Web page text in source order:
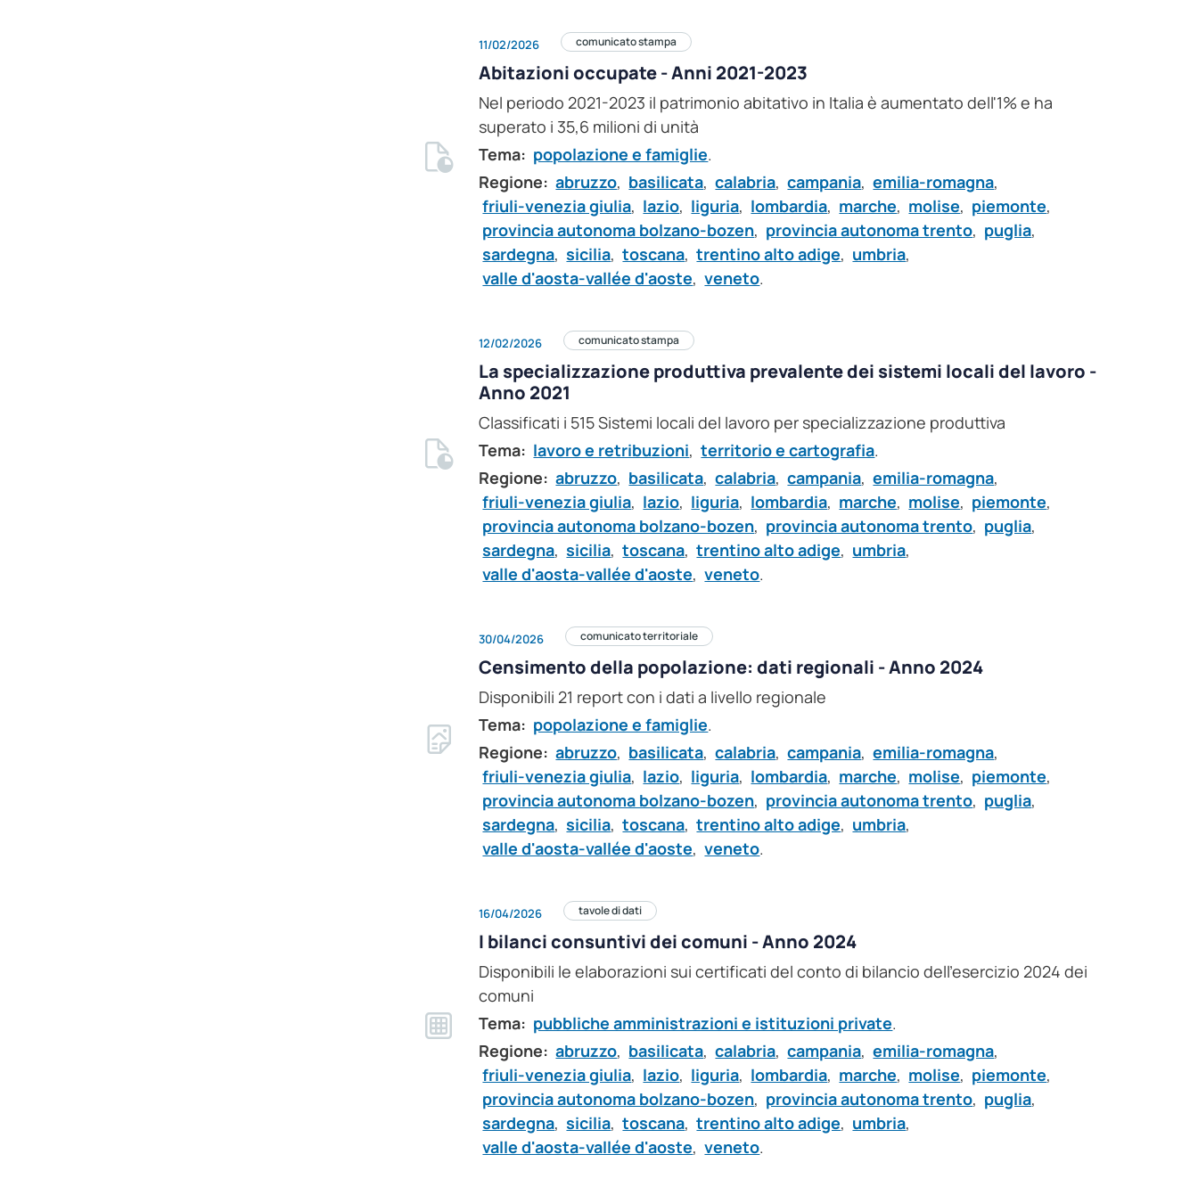
11/02/2026 comunicato stampa
Abitazioni occupate - Anni 2021-2023
Nel periodo 2021-2023 il patrimonio abitativo in Italia è aumentato dell'1% e ha
superato i 35,6 milioni di unità
Tema: popolazione e famiglie.
Regione: abruzzo, basilicata, calabria, campania, emilia-romagna,
friuli-venezia giulia, lazio, liguria, lombardia, marche, molise, piemonte,
provincia autonoma bolzano-bozen, provincia autonoma trento, puglia,
sardegna, sicilia, toscana, trentino alto adige, umbria,
valle d'aosta-vallée d'aoste, veneto.
12/02/2026 comunicato stampa
La specializzazione produttiva prevalente dei sistemi locali del lavoro -
Anno 2021
Classificati i 515 Sistemi locali del lavoro per specializzazione produttiva
Tema: lavoro e retribuzioni, territorio e cartografia.
Regione: abruzzo, basilicata, calabria, campania, emilia-romagna,
friuli-venezia giulia, lazio, liguria, lombardia, marche, molise, piemonte,
provincia autonoma bolzano-bozen, provincia autonoma trento, puglia,
sardegna, sicilia, toscana, trentino alto adige, umbria,
valle d'aosta-vallée d'aoste, veneto.
30/04/2026 comunicato territoriale
Censimento della popolazione: dati regionali - Anno 2024
Disponibili 21 report con i dati a livello regionale
Tema: popolazione e famiglie.
Regione: abruzzo, basilicata, calabria, campania, emilia-romagna,
friuli-venezia giulia, lazio, liguria, lombardia, marche, molise, piemonte,
provincia autonoma bolzano-bozen, provincia autonoma trento, puglia,
sardegna, sicilia, toscana, trentino alto adige, umbria,
valle d'aosta-vallée d'aoste, veneto.
16/04/2026 tavole di dati
I bilanci consuntivi dei comuni - Anno 2024
Disponibili le elaborazioni sui certificati del conto di bilancio dell'esercizio 2024 dei
comuni
Tema: pubbliche amministrazioni e istituzioni private.
Regione: abruzzo, basilicata, calabria, campania, emilia-romagna,
friuli-venezia giulia, lazio, liguria, lombardia, marche, molise, piemonte,
provincia autonoma bolzano-bozen, provincia autonoma trento, puglia,
sardegna, sicilia, toscana, trentino alto adige, umbria,
valle d'aosta-vallée d'aoste, veneto.